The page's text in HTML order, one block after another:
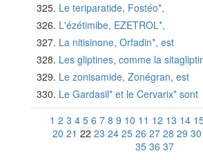
Le teriparatide, Fostéo*,
L'ézétimibe, EZETROL*,
La nitisinone, Orfadin*, est
Les gliptines, comme la
Le zonisamide, Zonégran, est
Le Gardasil* et le Cervarix* sont
1 2 3 4 5 6 7 8 9 10 11 12 13 14
20 21 22 23 24 25 26 27 28 29 30
35 36 37